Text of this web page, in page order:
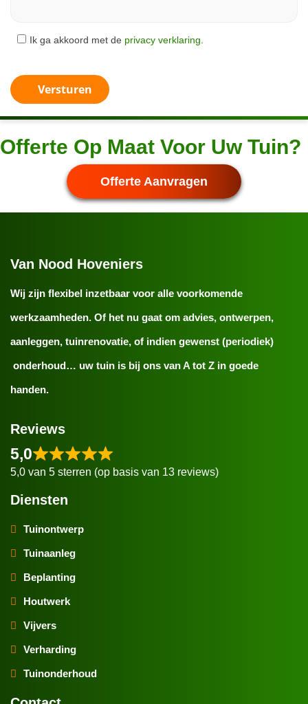
Ik ga akkoord met de privacy verklaring
Versturen
Offerte Op Maat Voor Uw Tuin?
Offerte Aanvragen
Van Nood Hoveniers
Wij zijn flexibel inzetbaar voor alle voorkomende
werkzaamheden. Of het nu gaat om advies, ontwerpen,
aanleggen, tuinrenovatie, of indien gewenst (periodiek)
onderhoud… uw tuin is bij ons van A tot Z in goede
handen.
Reviews
5,0
5,0 van 5 sterren (op basis van 13 reviews)
Diensten
Tuinontwerp
Tuinaanleg
Beplanting
Houtwerk
Vijvers
Verharding
Tuinonderhoud